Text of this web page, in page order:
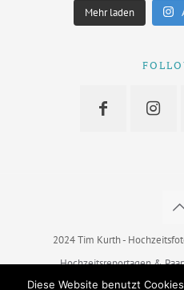
Mehr laden
2024 Tim Kurth -
Hochzeitsreportagen &
Leistungen
Das ist Tim
Diese Website benutzt